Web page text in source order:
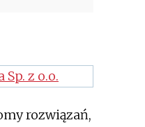
rozwiązań,